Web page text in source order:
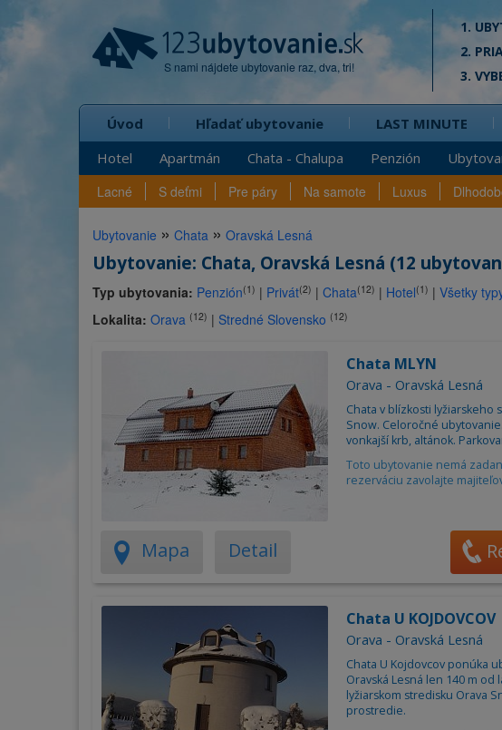
S nami nájdete ubytovanie raz, dva, tri!
1.
2.
3.
Úvod
Hotel
Apartmán Chata - Chalupa Penzión
Hľadať ubytovanie LAST MINUTE
Lacné S deťmi Pre páry Na samote Luxus
Ubytovanie » Chata » Oravská Lesná
Ubytovanie: Chata, Oravská Lesná (12
Typ ubytovania: Penzión(1) | Privát(2) | Chata(12) | Hotel(1) | Všetky
Lokalita: Orava (12) | Stredné Slovensko (12)
Chata MLYN
Orava - Oravská Lesná
Chata v blízkosti lyžiarskeho
Snow. Celoročné
vonkajší krb, altánok.
Toto ubytovanie nemá
rezerváciu zavolajte
Mapa Detail
Chata U KOJDOVCOV
Orava - Oravská Lesná
Chata U Kojdovcov ponúka
Oravská Lesná len 140 m od
lyžiarskom stredisku Orava
prostredie.